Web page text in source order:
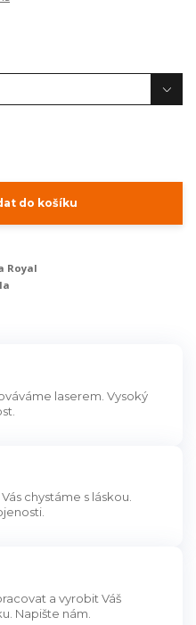
do košíku
Royal
laserem. Vysoký
chystáme s láskou.
a vyrobit Váš
Napište nám.